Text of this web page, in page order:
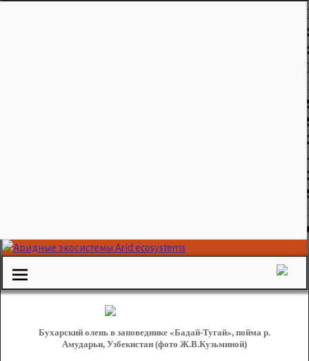
Бухарский олень в заповеднике «Бадай-Тугай», пойма р.
Амударьи, Узбекистан (фото Ж.В.Кузьминой)